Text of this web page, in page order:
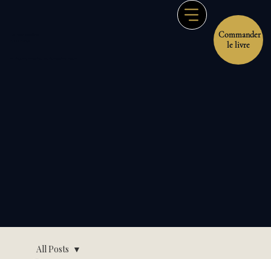
Commander
le livre
All Posts